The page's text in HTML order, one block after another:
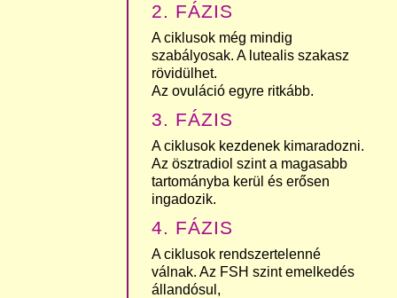
2. FÁZIS
A ciklusok még mindig
szabályosak. A lutealis szakasz
rövidülhet.
Az ovuláció egyre ritkább.
3. FÁZIS
A ciklusok kezdenek kimaradozni.
Az ösztradiol szint a magasabb
tartományba kerül és erősen
ingadozik.
4. FÁZIS
A ciklusok rendszertelenné
válnak. Az FSH szint emelkedés
állandósul,